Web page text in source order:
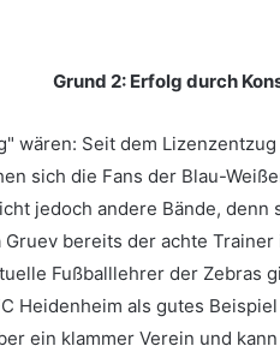
Grund 2: Erfolg durch
wären: Seit dem
sich die Fans der Blau-
jedoch andere Bände,
bereits der achte
Fußballlehrer der Zebras
Heidenheim als gutes
ein klammer Verein und